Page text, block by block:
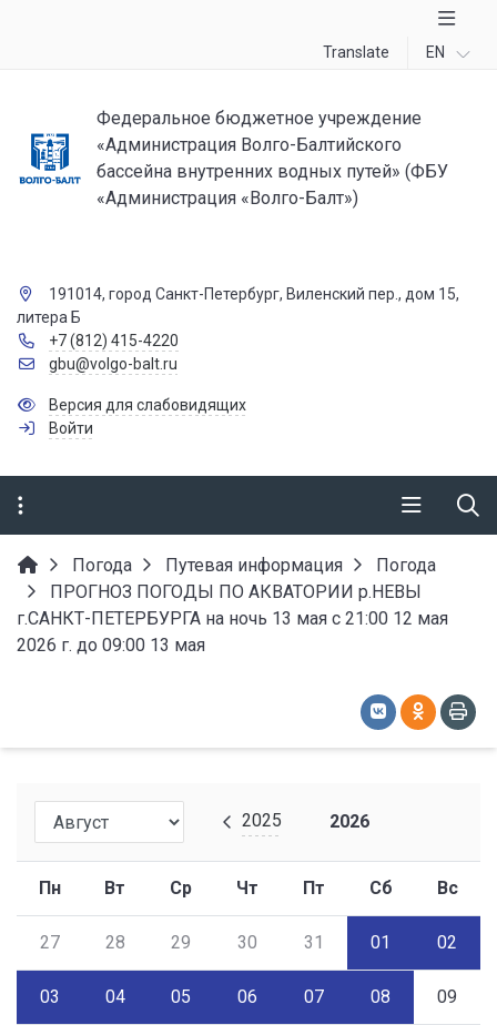
Translate EN
Федеральное бюджетное учреждение
«Администрация Волго-Балтийского
бассейна внутренних водных путей» (ФБУ
«Администрация «Волго-Балт»)
191014, город Санкт-Петербург, Виленский пер., дом 15,
литера Б
+7 (812) 415-4220
gbu@volgo-balt.ru
Версия для слабовидящих
Войти
Погода Путевая информация
Погода
ПРОГНОЗ ПОГОДЫ ПО АКВАТОРИИ р.НЕВЫ
г.САНКТ-ПЕТЕРБУРГА на ночь 13 мая с 21:00 12 мая
2026 г. до 09:00 13 мая
2025 2026
Пн Вт Ср Чт Пт Сб Вс
27 28 29 30 31 01 02
03 04 05 06 07 08 09